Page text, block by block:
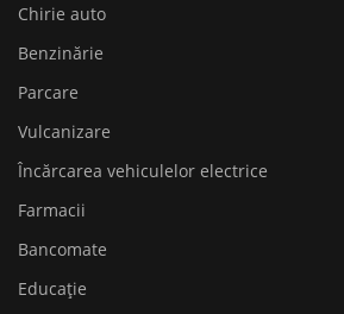
Chirie auto
Benzinărie
Parcare
Vulcanizare
Încărcarea vehiculelor electrice
Farmacii
Bancomate
Educaţie